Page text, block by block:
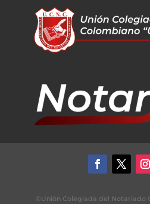
©Unión Colegiada del Notariado